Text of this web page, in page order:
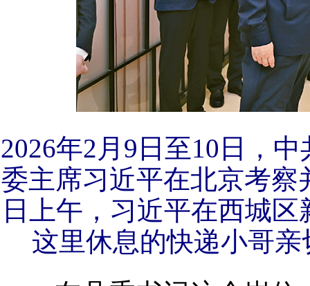
2026年2月9日至10日，
委主席习近平在北京考
日上午，习近平在西城
这里休息的快递小哥